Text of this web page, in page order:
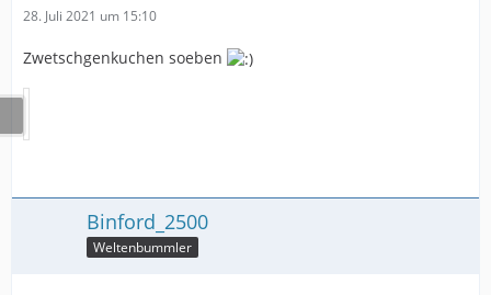
28. Juli 2021 um 15:10
Zwetschgenkuchen soeben
Binford_2500
Weltenbummler